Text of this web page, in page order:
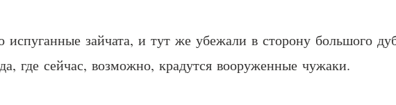
зайчата, и тут же убежали в сторону большого
где сейчас, возможно, крадутся вооруженные чужаки.